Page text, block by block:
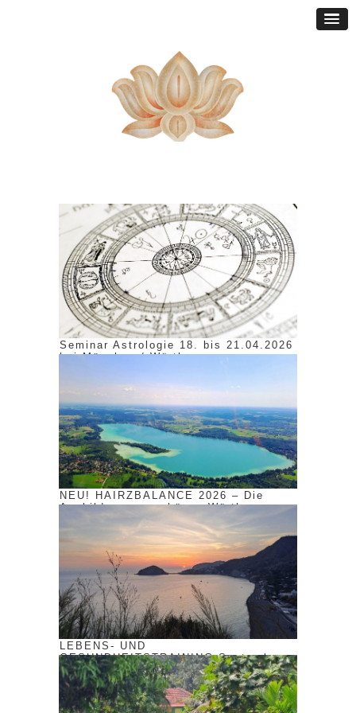
Seminar Astrologie 18. bis 21.04.2026
bei München / Wörthsee
NEU! HAIRZBALANCE 2026 – Die
Ausbildung am schönen Wörthsee vom
16.-22.03.2026
LEBENS- UND
GESUNDHEITSTRAINING September
2026 AUF ISCHIA